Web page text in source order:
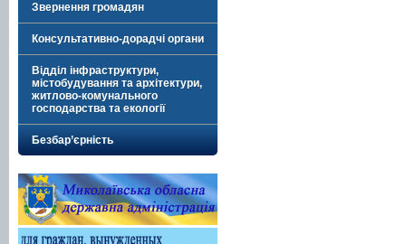
Звернення громадян
Консультативно-дорадчі органи
Відділ інфраструктури,
містобудування та архітектури,
житлово-комунального
господарства та екології
Безбар’єрність